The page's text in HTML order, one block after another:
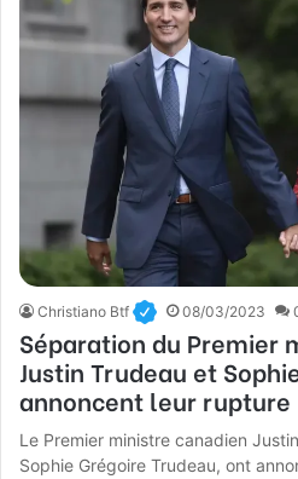
Christiano Btf 08/03/2023
Séparation du Premier
Justin Trudeau et
annoncent leur rupture
Le Premier ministre canadien
Sophie Grégoire Trudeau, ont